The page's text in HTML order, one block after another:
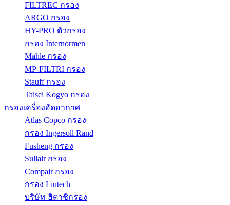
FILTREC กรอง
ARGO กรอง
HY-PRO ตัวกรอง
กรอง Internormen
Mahle กรอง
MP-FILTRI กรอง
Stauff กรอง
Taisei Kogyo กรอง
กรองเครื่องอัดอากาศ
Atlas Copco กรอง
กรอง Ingersoll Rand
Fusheng กรอง
Sullair กรอง
Compair กรอง
กรอง Liutech
บริษัท ฮิตาชิกรอง